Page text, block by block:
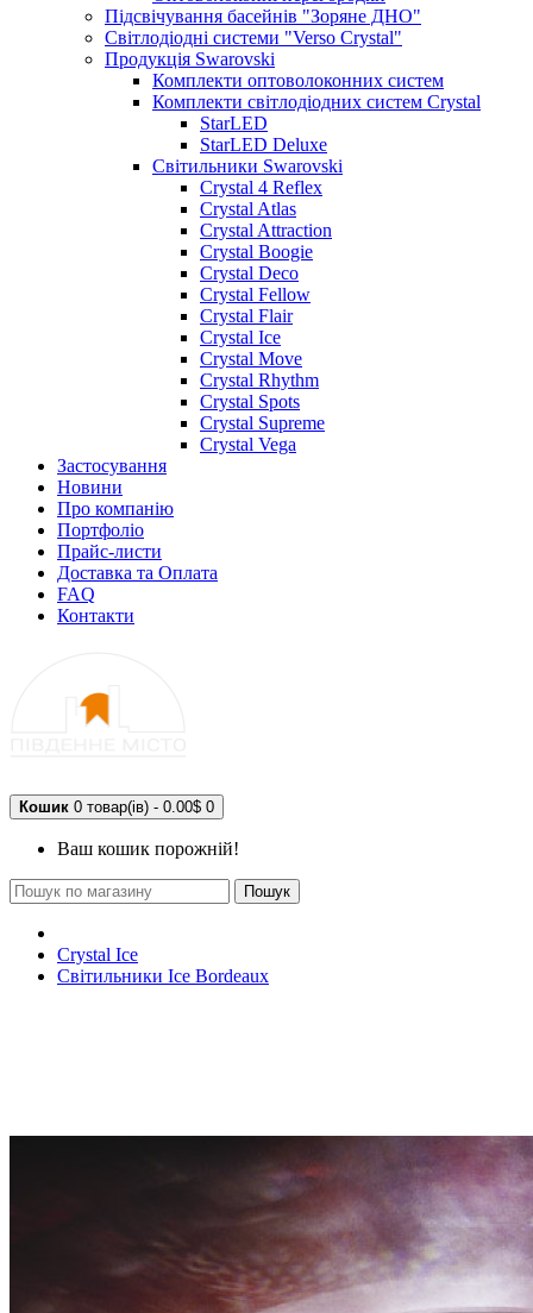
Підсвічування басейнів "Зоряне ДНО"
Світлодіодні системи "Verso Crystal"
Продукція Swarovski
Комплекти оптоволоконних систем
Комплекти світлодіодних систем Crystal
StarLED
StarLED Deluxe
Світильники Swarovski
Crystal 4 Reflex
Crystal Atlas
Crystal Attraction
Crystal Boogie
Crystal Deco
Crystal Fellow
Crystal Flair
Crystal Ice
Crystal Move
Crystal Rhythm
Crystal Spots
Crystal Supreme
Crystal Vega
Застосування
Новини
Про компанію
Портфоліо
Прайс-листи
Доставка та Оплата
FAQ
Контакти
Кошик 0 товар(ів) - 0.00$ 0
Ваш кошик порожній!
Пошук
Crystal Ice
Світильники Ice Bordeaux